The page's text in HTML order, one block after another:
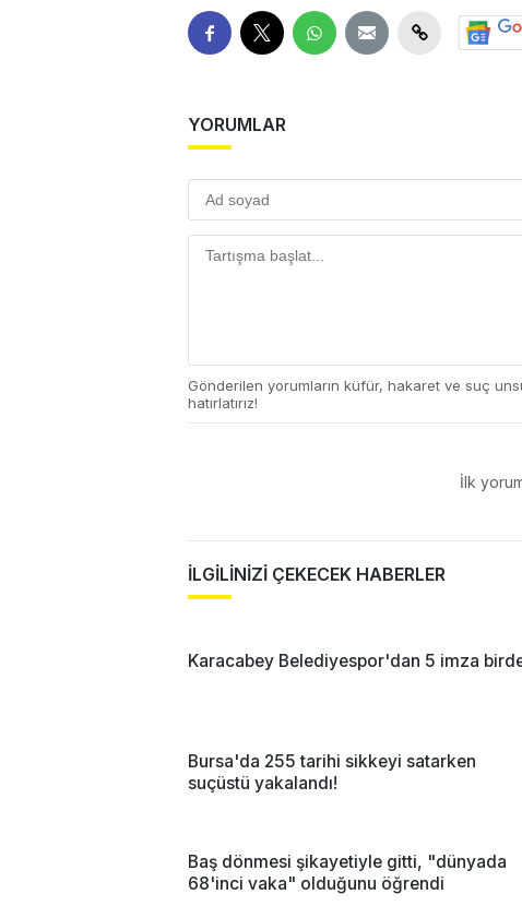
YORUMLAR
Gönderilen yorumların küfür, hakaret ve suç
hatırlatırız!
İlk
İLGİLİNİZİ ÇEKECEK HABERLER
Karacabey Belediyespor'dan 5 imza
Bursa'da 255 tarihi sikkeyi satarken
suçüstü yakalandı!
Baş dönmesi şikayetiyle gitti, "dünyada
68'inci vaka" olduğunu öğrendi